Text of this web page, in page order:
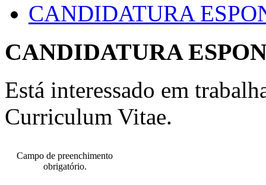
CANDIDATURA
CANDIDATURA
Está interessado em
Curriculum Vitae.
Campo de preenchimento
obrigatório.